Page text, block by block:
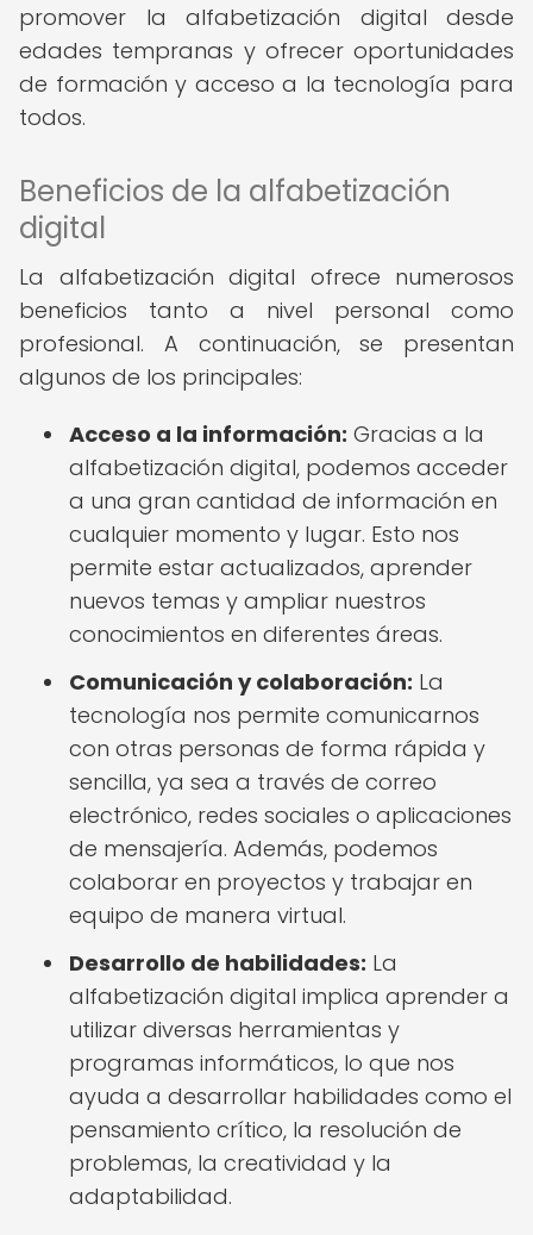
promover la alfabetización digital desde
edades tempranas y ofrecer oportunidades
de formación y acceso a la tecnología para
todos.
Beneficios de la alfabetización
digital
La alfabetización digital ofrece numerosos
beneficios tanto a nivel personal como
profesional. A continuación, se presentan
algunos de los principales:
Acceso a la información: Gracias a la
alfabetización digital, podemos acceder
a una gran cantidad de información en
cualquier momento y lugar. Esto nos
permite estar actualizados, aprender
nuevos temas y ampliar nuestros
conocimientos en diferentes áreas.
Comunicación y colaboración: La
tecnología nos permite comunicarnos
con otras personas de forma rápida y
sencilla, ya sea a través de correo
electrónico, redes sociales o aplicaciones
de mensajería. Además, podemos
colaborar en proyectos y trabajar en
equipo de manera virtual.
Desarrollo de habilidades: La
alfabetización digital implica aprender a
utilizar diversas herramientas y
programas informáticos, lo que nos
ayuda a desarrollar habilidades como el
pensamiento crítico, la resolución de
problemas, la creatividad y la
adaptabilidad.